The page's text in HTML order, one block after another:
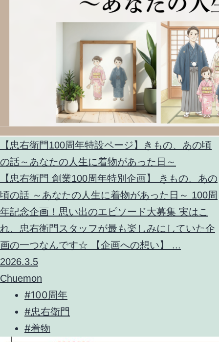
【忠右衛門100周年特設ページ】きもの、あの頃
の話～あなたの人生に着物があった日～
【忠右衛門 創業100周年特別企画】 きもの、あの
頃の話 ～あなたの人生に着物があった日～ 100周
年記念企画！思い出のエピソード大募集 実はこ
れ、忠右衛門スタッフが最も楽しみにしていた企
画の一つなんです☆ 【企画への想い】 ...
2026.3.5
Chuemon
#100周年
#忠右衛門
#着物